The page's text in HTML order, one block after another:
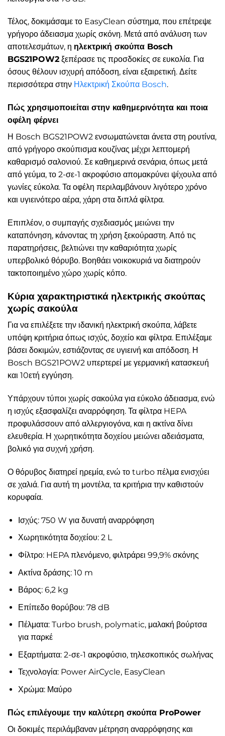
Τέλος, δοκιμάσαμε το EasyClean σύστημα, που επέτρεψε
γρήγορο άδειασμα χωρίς σκόνη. Μετά από ανάλυση των
αποτελεσμάτων, η ηλεκτρική σκούπα Bosch
BGS21POW2 ξεπέρασε τις προσδοκίες σε ευκολία. Για
όσους θέλουν ισχυρή απόδοση, είναι εξαιρετική. Δείτε
περισσότερα στην Ηλεκτρική Σκούπα Bosch.
Πώς χρησιμοποιείται στην καθημερινότητα και ποια
οφέλη φέρνει
Η Bosch BGS21POW2 ενσωματώνεται άνετα στη ρουτίνα,
από γρήγορο σκούπισμα κουζίνας μέχρι λεπτομερή
καθαρισμό σαλονιού. Σε καθημερινά σενάρια, όπως μετά
από γεύμα, το 2-σε-1 ακροφύσιο απομακρύνει ψίχουλα από
γωνίες εύκολα. Τα οφέλη περιλαμβάνουν λιγότερο χρόνο
και υγιεινότερο αέρα, χάρη στα διπλά φίλτρα.
Επιπλέον, ο συμπαγής σχεδιασμός μειώνει την
καταπόνηση, κάνοντας τη χρήση ξεκούραστη. Από τις
παρατηρήσεις, βελτιώνει την καθαριότητα χωρίς
υπερβολικό θόρυβο. Βοηθάει νοικοκυριά να διατηρούν
τακτοποιημένο χώρο χωρίς κόπο.
Κύρια χαρακτηριστικά ηλεκτρικής σκούπας
χωρίς σακούλα
Για να επιλέξετε την ιδανική ηλεκτρική σκούπα, λάβετε
υπόψη κριτήρια όπως ισχύς, δοχείο και φίλτρα. Επιλέξαμε
βάσει δοκιμών, εστιάζοντας σε υγιεινή και απόδοση. Η
Bosch BGS21POW2 υπερτερεί με γερμανική κατασκευή
και 10ετή εγγύηση.
Υπάρχουν τύποι χωρίς σακούλα για εύκολο άδειασμα, ενώ
η ισχύς εξασφαλίζει αναρρόφηση. Τα φίλτρα HEPA
προφυλάσσουν από αλλεργιογόνα, και η ακτίνα δίνει
ελευθερία. Η χωρητικότητα δοχείου μειώνει αδειάσματα,
βολικό για συχνή χρήση.
Ο θόρυβος διατηρεί ηρεμία, ενώ το turbo πέλμα ενισχύει
σε χαλιά. Για αυτή τη μοντέλα, τα κριτήρια την καθιστούν
κορυφαία.
Ισχύς: 750 W για δυνατή αναρρόφηση
Χωρητικότητα δοχείου: 2 L
Φίλτρο: HEPA πλενόμενο, φιλτράρει 99,9% σκόνης
Ακτίνα δράσης: 10 m
Βάρος: 6,2 kg
Επίπεδο θορύβου: 78 dB
Πέλματα: Turbo brush, polymatic, μαλακή βούρτσα
για παρκέ
Εξαρτήματα: 2-σε-1 ακροφύσιο, τηλεσκοπικός σωλήνας
Τεχνολογία: Power AirCycle, EasyClean
Χρώμα: Μαύρο
Πώς επιλέγουμε την καλύτερη σκούπα ProPower
Οι δοκιμές περιλάμβαναν μέτρηση αναρρόφησης και